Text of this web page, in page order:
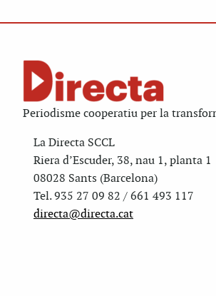
Periodisme cooperatiu per la
La Directa SCCL
Riera d’Escuder, 38, nau 1, planta 1
08028 Sants (Barcelona)
Tel. 935 27 09 82 / 661 493 117
directa@directa.cat